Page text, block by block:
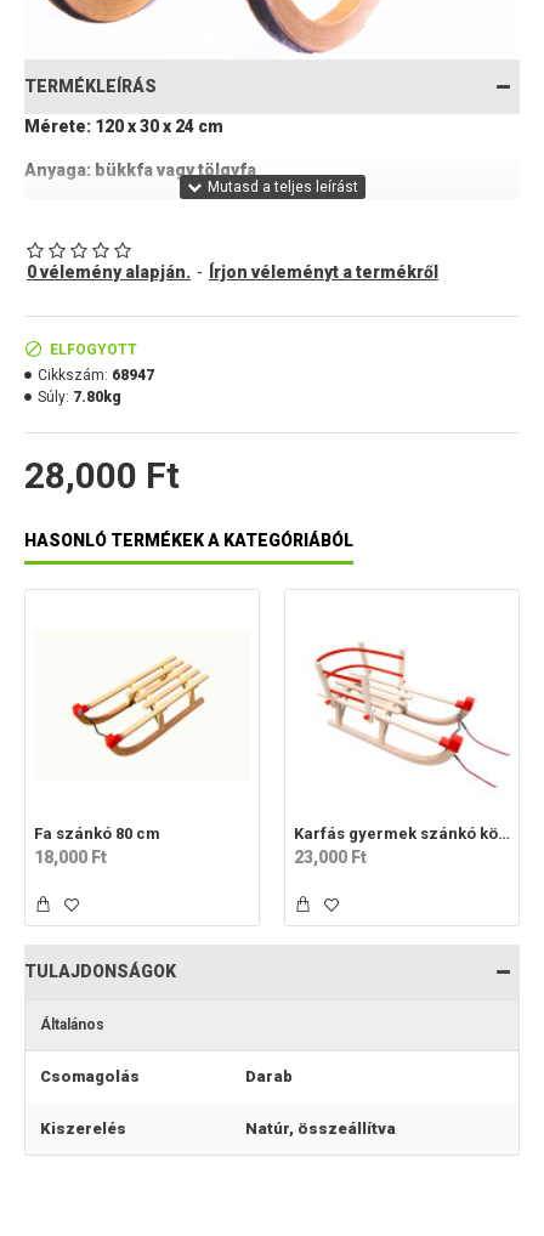
TERMÉKLEÍRÁS
Mérete: 120 x 30 x 24 cm
Anyaga: bükkfa vagy tölgyfa
A szánkó megerősített kivitelben, hat tartóoszloppal kerül
forgalomba, és három felnőtt is használni tudja.
0 vélemény alapján. - Írjon véleményt a termékről
28,000 Ft
ELFOGYOTT
Cikkszám: 68947
Súly: 7.80kg
HASONLÓ TERMÉKEK A KATEGÓRIÁBÓL
Fa szánkó 80 cm
18,000 Ft
Karfás gyermek szánkó kötéllel
23,000 Ft
TULAJDONSÁGOK
Általános
Csomagolás Darab
Kiszerelés Natúr, összeállítva